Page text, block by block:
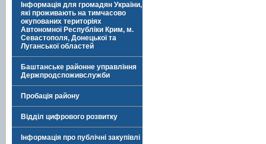
Інформація для громадян України,
які проживають на тимчасово
окупованих територіях
Автономної Республіки Крим, м.
Севастополя, Донецької та
Луганської областей
Баштанське районне управління
Держпродспоживслужби
Пробація району
Відділ цифрового розвитку
Інформація про публічні закупівлі